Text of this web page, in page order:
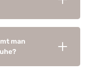
man